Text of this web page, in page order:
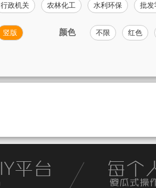
行政机关 农林化工 水利环保 批发
竖版 颜色 不限 红色